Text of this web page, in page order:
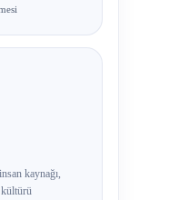
kaynağı,
kültürü